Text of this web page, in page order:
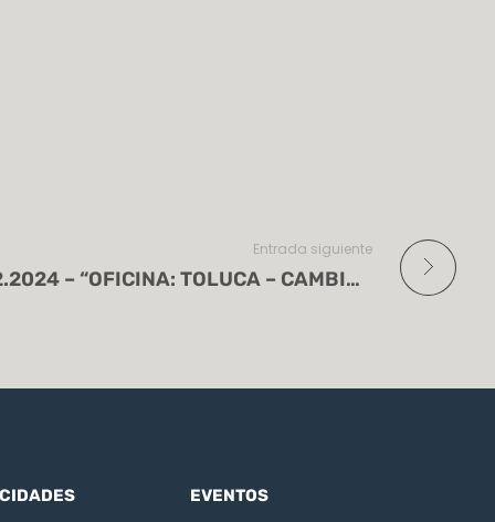
Entrada siguiente
Flash Informativo 09.02.2024 – “OFICINA: TOLUCA – CAMBIOS EN SERVICIO DE CARGA”.
EVENTOS